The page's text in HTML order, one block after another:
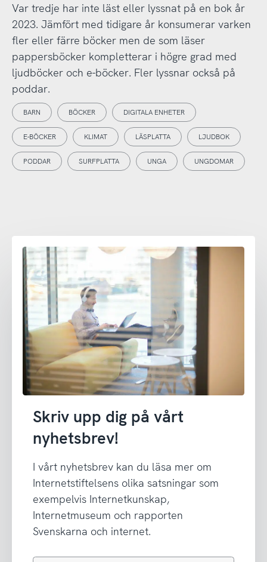
Var tredje har inte läst eller lyssnat på en bok år
2023. Jämfört med tidigare år konsumerar varken
fler eller färre böcker men de som läser
pappersböcker kompletterar i högre grad med
ljudböcker och e-böcker. Fler lyssnar också på
poddar.
BARN BÖCKER DIGITALA ENHETER
E-BÖCKER KLIMAT LÄSPLATTA LJUDBOK
PODDAR SURFPLATTA UNGA UNGDOMAR
Skriv upp dig på vårt
nyhetsbrev!
I vårt nyhetsbrev kan du läsa mer om
Internetstiftelsens olika satsningar som
exempelvis Internetkunskap,
Internetmuseum och rapporten
Svenskarna och internet.